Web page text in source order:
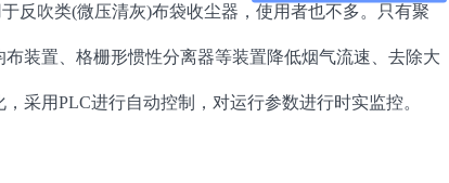
反吹类(微压清灰)布袋收尘器，使用者也不多。只有聚
置、格栅形惯性分离器等装置降低烟气流速、去除大
用PLC进行自动控制，对运行参数进行时实监控。